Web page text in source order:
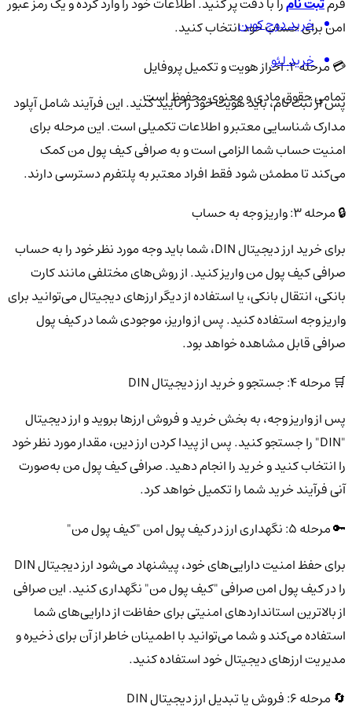
امن برای حساب خود انتخاب کنید.
💳 مرحله 2: احراز هویت و تکمیل پروفایل
پس از ثبت نام، باید هویت خود را تایید کنید. این فرآیند شامل آپلود
مدارک شناسایی معتبر و اطلاعات تکمیلی است. این مرحله برای
امنیت حساب شما الزامی است و به صرافی کیف پول من کمک
می‌کند تا مطمئن شود فقط افراد معتبر به پلتفرم دسترسی دارند.
🔒 مرحله 3: واریز وجه به حساب
برای خرید ارز دیجیتال DIN، شما باید وجه مورد نظر خود را به حساب
صرافی کیف پول من واریز کنید. از روش‌های مختلفی مانند کارت
بانکی، انتقال بانکی، یا استفاده از دیگر ارزهای دیجیتال می‌توانید برای
واریز وجه استفاده کنید. پس از واریز، موجودی شما در کیف پول
صرافی قابل مشاهده خواهد بود.
🛒 مرحله 4: جستجو و خرید ارز دیجیتال DIN
پس از واریز وجه، به بخش خرید و فروش ارزها بروید و ارز دیجیتال
"DIN" را جستجو کنید. پس از پیدا کردن ارز دین، مقدار مورد نظر خود
را انتخاب کنید و خرید را انجام دهید. صرافی کیف پول من به‌صورت
آنی فرآیند خرید شما را تکمیل خواهد کرد.
🔑 مرحله 5: نگهداری ارز در کیف پول امن "کیف پول من"
برای حفظ امنیت دارایی‌های خود، پیشنهاد می‌شود ارز دیجیتال DIN
را در کیف پول امن صرافی "کیف پول من" نگهداری کنید. این صرافی
از بالاترین استانداردهای امنیتی برای حفاظت از دارایی‌های شما
استفاده می‌کند و شما می‌توانید با اطمینان خاطر از آن برای ذخیره و
مدیریت ارزهای دیجیتال خود استفاده کنید.
🔄 مرحله 6: فروش یا تبدیل ارز دیجیتال DIN
خرید دوج کوین
خرید لئو
تمامی حقوق مادی و معنوی محفوظ است.